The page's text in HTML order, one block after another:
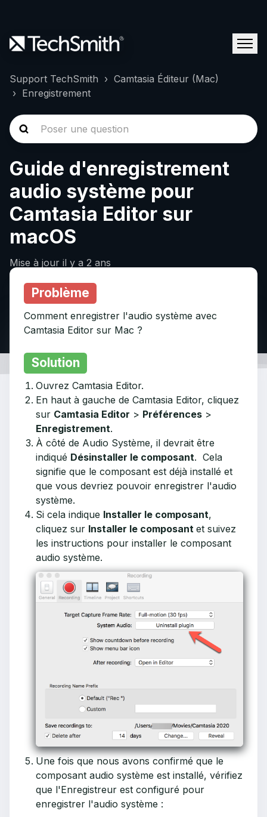
Support TechSmith
Camtasia Éditeur (Mac)
Enregistrement
Guide d'enregistrement
audio système pour
Camtasia Editor sur
macOS
Mise à jour il y a 2 ans
Problème
Comment enregistrer l'audio système avec
Camtasia Editor sur Mac ?
Solution
Ouvrez Camtasia Editor.
En haut à gauche de Camtasia Editor, cliquez
sur Camtasia Editor > Préférences >
Enregistrement.
À côté de Audio Système, il devrait être
indiqué Désinstaller le composant. Cela
signifie que le composant est déjà installé et
que vous devriez pouvoir enregistrer l'audio
système.
Si cela indique Installer le composant,
cliquez sur Installer le composant et suivez
les instructions pour installer le composant
audio système.
Une fois que nous avons confirmé que le
composant audio système est installé, vérifiez
que l'Enregistreur est configuré pour
enregistrer l'audio système :